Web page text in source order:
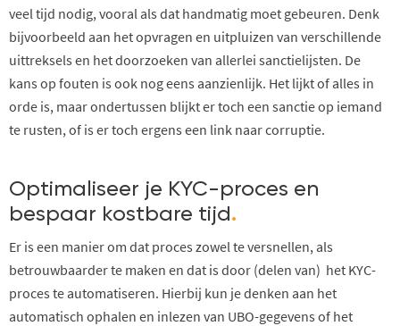
veel tijd nodig, vooral als dat handmatig moet gebeuren. Denk
bijvoorbeeld aan het opvragen en uitpluizen van verschillende
uittreksels en het doorzoeken van allerlei sanctielijsten. De
kans op fouten is ook nog eens aanzienlijk. Het lijkt of alles in
orde is, maar ondertussen blijkt er toch een sanctie op iemand
te rusten, of is er toch ergens een link naar corruptie.
Optimaliseer je KYC-proces en
bespaar kostbare tijd .
Er is een manier om dat proces zowel te versnellen, als
betrouwbaarder te maken en dat is door (delen van) het KYC-
proces te automatiseren. Hierbij kun je denken aan het
automatisch ophalen en inlezen van UBO-gegevens of het